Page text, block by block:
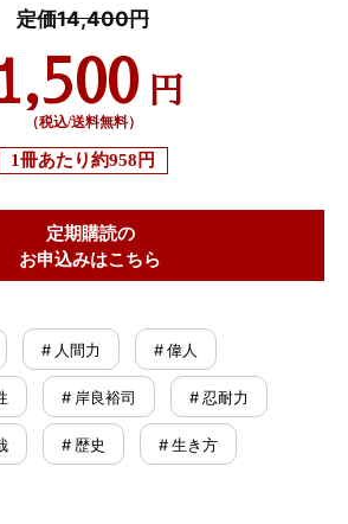
定価14,400円
円
（税込/送料無料）
1冊あたり約958円
定期購読の
お申込みはこちら
# 人間力 # 偉人
# 岸良裕司 # 忍耐力
# 歴史 # 生き方